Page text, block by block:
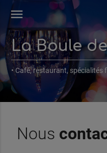
menu
La Boule
• Café, restaurant, spécialités
Nous